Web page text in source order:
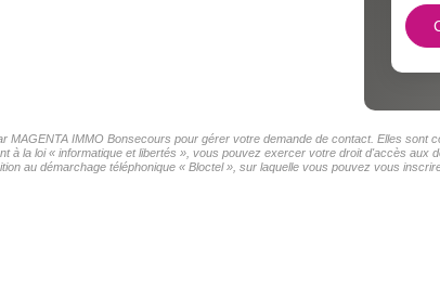
IMMO Bonsecours pour gérer votre demande de contact. Elles sont
la loi « informatique et libertés », vous pouvez exercer votre droit d'accès
au démarchage téléphonique « Bloctel », sur laquelle vous pouvez vous